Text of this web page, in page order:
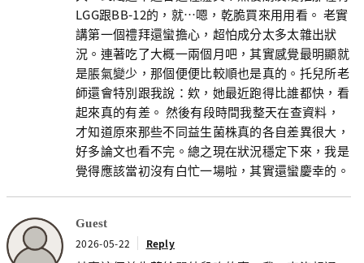
LGG跟BB-12的，就…嗯，乾脆買來用用看。 老實
講第一個禮拜還蠻擔心，超怕成分太多太雜出狀
況。連著吃了大概一兩個月吧，其實感覺最明顯就
是脹氣變少，那個便便比較順也是真的。托兒所老
師還會特別跟我說：欸，她最近跑得比誰都快，看
起來真的有差。 然後有段時間我整天在查資料，
才知道原來那些不同益生菌株真的各自差異很大，
好多論文也看不完。總之現在狀況穩定下來，我是
覺得應該當初沒有白忙一場啦，其實還蠻慶幸的。
Guest
2026-05-22 Reply